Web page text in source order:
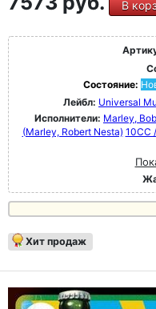
В
Состояние:
Лейбл: Universal
Исполнители: Marley,
(Marley, Robert Nesta) 10CC
Хит продаж